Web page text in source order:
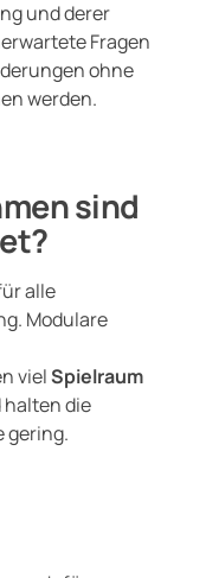
und derer
Fragen
ohne
werden.
sind
alle
Modulare
vielSpielraum
halten die
gering.